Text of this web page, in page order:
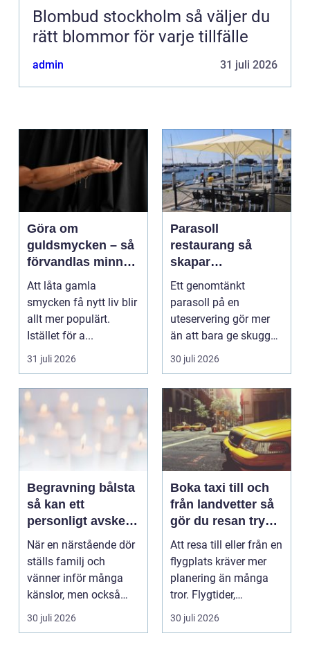
Blombud stockholm så väljer du
rätt blommor för varje tillfälle
admin 31 juli 2026
Göra om
guldsmycken – så
förvandlas minnen
till nya favoriter
Att låta gamla
smycken få nytt liv blir
allt mer populärt.
Istället för a...
31 juli 2026
Parasoll
restaurang så
skapar
uteserveringen rätt
känsla året runt
Ett genomtänkt
parasoll på en
uteservering gör mer
än att bara ge skugga.
Det påverkar hur länge
gäs...
30 juli 2026
Begravning bålsta
så kan ett
personligt avsked
formas
När en närstående dör
ställs familj och
vänner inför många
känslor, men också
praktiska beslut. En b...
30 juli 2026
Boka taxi till och
från landvetter så
gör du resan trygg
och smidig
Att resa till eller från en
flygplats kräver mer
planering än många
tror. Flygtider,
packning, säker...
30 juli 2026